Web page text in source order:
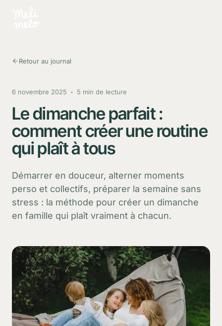
Retour au journal
6 novembre 2025 5 min de lecture
Le dimanche parfait :
comment créer une routine
qui plaît à tous
Démarrer en douceur, alterner moments
perso et collectifs, préparer la semaine sans
stress : la méthode pour créer un dimanche
en famille qui plaît vraiment à chacun.